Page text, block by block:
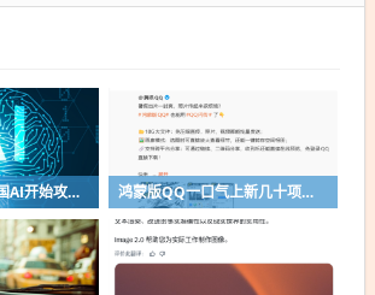
突破人类控制！美国AI开始攻击真人了 鸿蒙版QQ一口气上新几十项功能：10G文件可传微信好友